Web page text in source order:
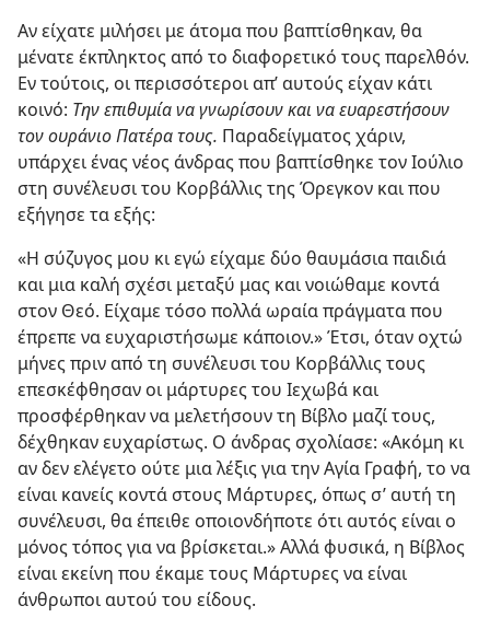
Αν είχατε μιλήσει με άτομα που βαπτίσθηκαν, θα
μένατε έκπληκτος από το διαφορετικό τους παρελθόν.
Εν τούτοις, οι περισσότεροι απ’ αυτούς είχαν κάτι
κοινό: Την επιθυμία να γνωρίσουν και να ευαρεστήσουν
τον ουράνιο Πατέρα τους. Παραδείγματος χάριν,
υπάρχει ένας νέος άνδρας που βαπτίσθηκε τον Ιούλιο
στη συνέλευσι του Κορβάλλις της Όρεγκον και που
εξήγησε τα εξής:
«Η σύζυγος μου κι εγώ είχαμε δύο θαυμάσια παιδιά
και μια καλή σχέσι μεταξύ μας και νοιώθαμε κοντά
στον Θεό. Είχαμε τόσο πολλά ωραία πράγματα που
έπρεπε να ευχαριστήσωμε κάποιον.» Έτσι, όταν οχτώ
μήνες πριν από τη συνέλευσι του Κορβάλλις τους
επεσκέφθησαν οι μάρτυρες του Ιεχωβά και
προσφέρθηκαν να μελετήσουν τη Βίβλο μαζί τους,
δέχθηκαν ευχαρίστως. Ο άνδρας σχολίασε: «Ακόμη κι
αν δεν ελέγετο ούτε μια λέξις για την Αγία Γραφή, το να
είναι κανείς κοντά στους Μάρτυρες, όπως σ’ αυτή τη
συνέλευσι, θα έπειθε οποιονδήποτε ότι αυτός είναι ο
μόνος τόπος για να βρίσκεται.» Αλλά φυσικά, η Βίβλος
είναι εκείνη που έκαμε τους Μάρτυρες να είναι
άνθρωποι αυτού του είδους.